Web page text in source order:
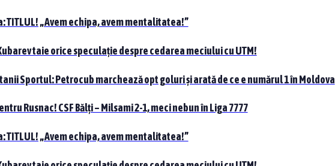
TITLUL! „Avem echipa, avem mentalitatea!”
taie orice speculație despre cedarea meciului cu UTM!
Sportul: Petrocub marchează opt goluri și arată de ce e numărul 1 în Moldova
Rusnac! CSF Bălți – Milsami 2-1, meci nebun în Liga 7777
TITLUL! „Avem echipa, avem mentalitatea!”